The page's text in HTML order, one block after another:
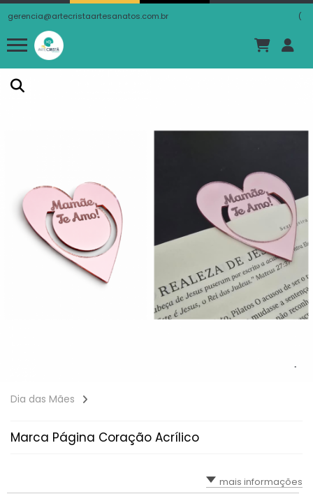
gerencia@artecristaartesanatos.com.br (
Dia das Mães
Marca Página Coração Acrílico
mais informações